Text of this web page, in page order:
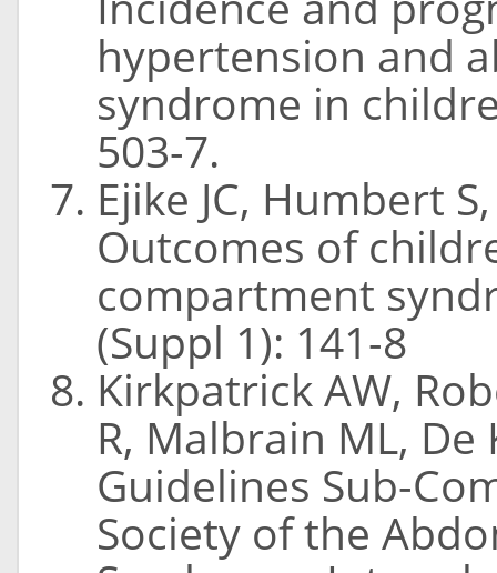
hypertension and
syndrome in
503-7.
Ejike JC, Humbert
Outcomes of
compartment
(Suppl 1): 141-8
Kirkpatrick AW,
R, Malbrain ML,
Guidelines Sub-
Society of the